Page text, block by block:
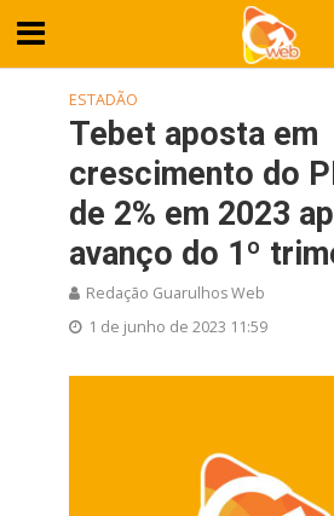
ESTADÃO
Tebet aposta em
crescimento do
de 2% em 2023
avanço do 1º
Redação Guarulhos Web
1 de junho de 2023 11:59